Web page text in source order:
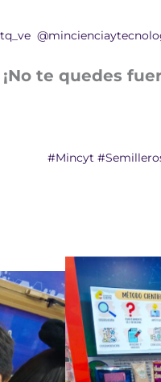
¡No te quedes
#Mincyt